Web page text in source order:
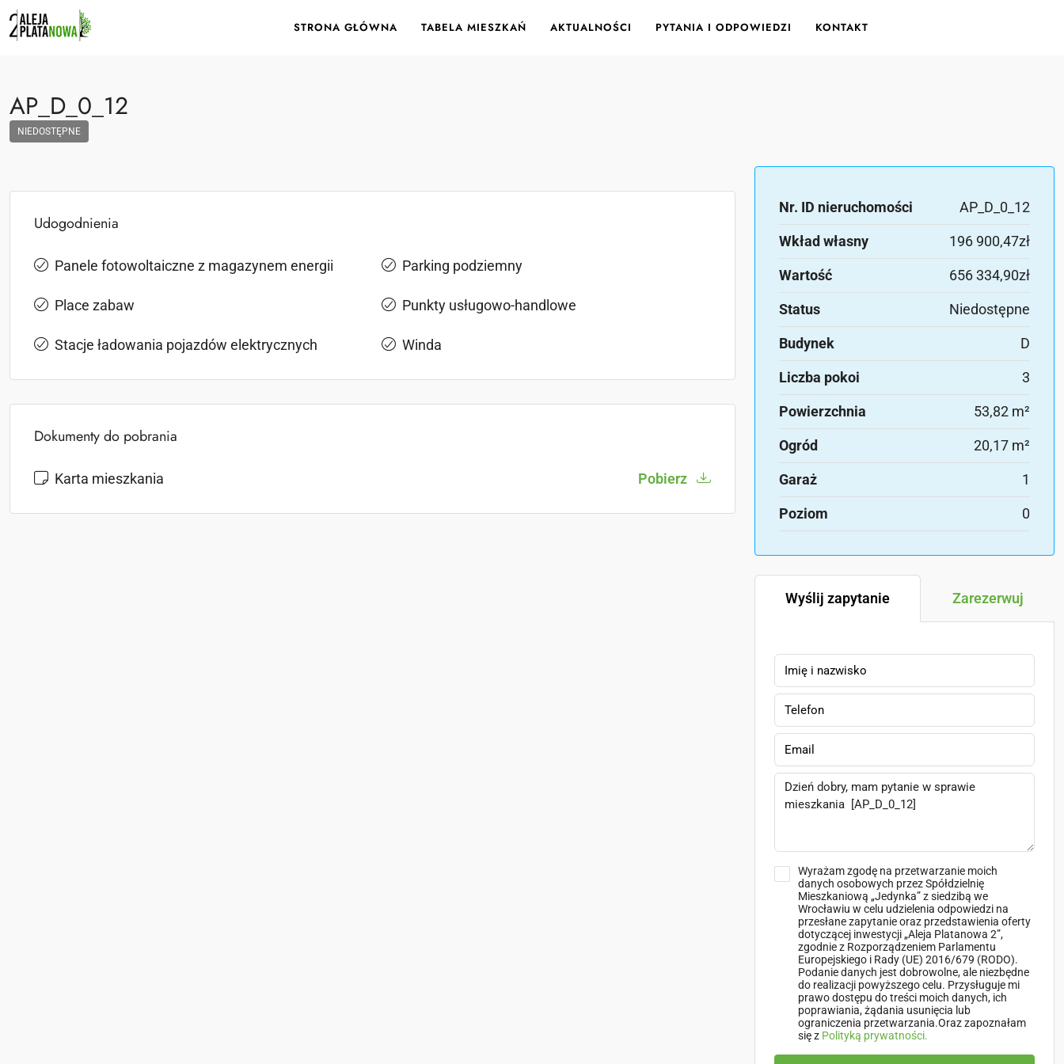
STRONA GŁÓWNA TABELA MIESZKAŃ AKTUALNOŚCI PYTANIA I ODPOWIEDZI KONTAKT
AP_D_0_12
NIEDOSTĘPNE
Udogodnienia
Panele fotowoltaiczne z magazynem energii Parking podziemny
Place zabaw Punkty usługowo-handlowe
Stacje ładowania pojazdów elektrycznych Winda
Dokumenty do pobrania
Karta mieszkania Pobierz
Nr. ID nieruchomości AP_D_0_12
Wkład własny 196 900,47zł
Wartość 656 334,90zł
Status Niedostępne
Budynek D
Liczba pokoi 3
Powierzchnia 53,82 m²
Ogród 20,17 m²
Garaż 1
Poziom 0
Wyślij zapytanie Zarezerwuj
Wyrażam zgodę na przetwarzanie moich
danych osobowych przez Spółdzielnię
Mieszkaniową „Jedynka” z siedzibą we
Wrocławiu w celu udzielenia odpowiedzi na
przesłane zapytanie oraz przedstawienia oferty
dotyczącej inwestycji „Aleja Platanowa 2”,
zgodnie z Rozporządzeniem Parlamentu
Europejskiego i Rady (UE) 2016/679 (RODO).
Podanie danych jest dobrowolne, ale niezbędne
do realizacji powyższego celu. Przysługuje mi
prawo dostępu do treści moich danych, ich
poprawiania, żądania usunięcia lub
ograniczenia przetwarzania.Oraz zapoznałam
się z Polityką prywatności.